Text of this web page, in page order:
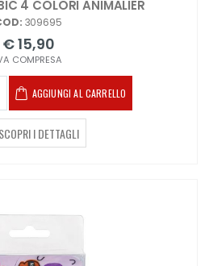
4 COLORI ANIMALIER
309695
€ 15,90
COMPRESA
AGGIUNGI AL CARRELLO
SCOPRI I DETTAGLI